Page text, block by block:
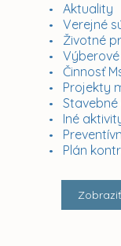
Aktuality
Verejné
Životné
Činnosť
Projekty
Iné
Plán